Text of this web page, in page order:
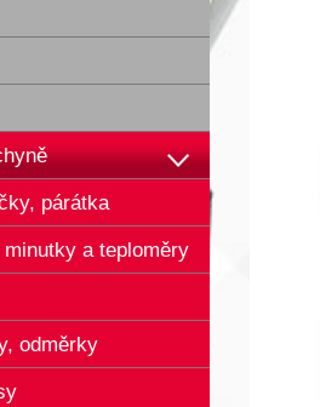
párátka
a teploměry
odměrky